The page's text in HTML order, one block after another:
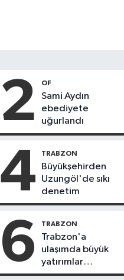
2 OF
Sami Aydın
ebediyete
uğurlandı
4 TRABZON
Büyükşehirden
Uzungöl'de sıkı
denetim
6 TRABZON
Trabzon'a
ulaşımda büyük
yatırımlar
yapılıyor